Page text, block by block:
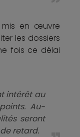
mis en œuvre
les dossiers
fois ce délai
intérêt au
Au-
seront
retard.